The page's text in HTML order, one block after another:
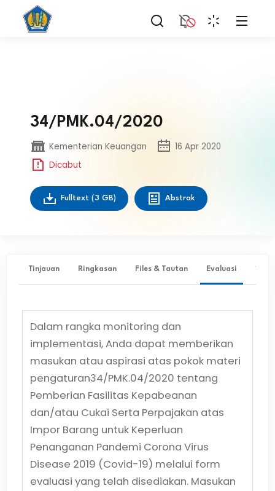
34/PMK.04/2020
Kementerian Keuangan
16 Apr 2020
Dicabut
Fulltext (3 GB) Abstrak
Tinjauan Ringkasan Files & Tautan Evaluasi ✨
Dalam rangka monitoring dan
implementasi, Anda dapat memberikan
masukan atau aspirasi atas pokok materi
pengaturan34/PMK.04/2020 tentang
Pemberian Fasilitas Kepabeanan
dan/atau Cukai Serta Perpajakan atas
Impor Barang untuk Keperluan
Penanganan Pandemi Corona Virus
Disease 2019 (Covid-19) melalui form
evaluasi yang telah disediakan. Masukan